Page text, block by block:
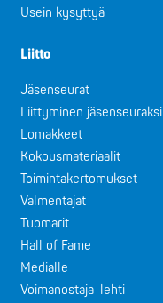
Usein kysyttyä
Liitto
Jäsenseurat
Liittyminen jäsenseuraksi
Lomakkeet
Kokousmateriaalit
Toimintakertomukset
Valmentajat
Tuomarit
Hall of Fame
Medialle
Voimanostaja-lehti